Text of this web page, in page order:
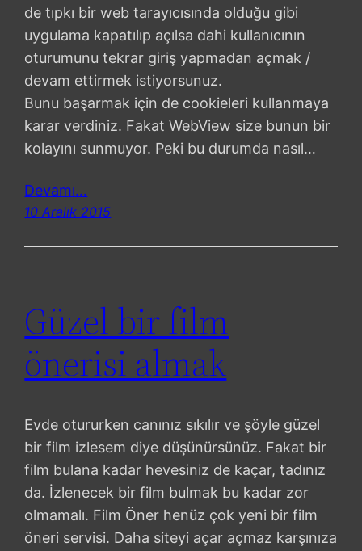
de tıpkı bir web tarayıcısında olduğu gibi
uygulama kapatılıp açılsa dahi kullanıcının
oturumunu tekrar giriş yapmadan açmak /
devam ettirmek istiyorsunuz.
Bunu başarmak için de cookieleri kullanmaya
karar verdiniz. Fakat WebView size bunun bir
kolayını sunmuyor. Peki bu durumda nasıl…
Devamı…
10 Aralık 2015
Güzel bir film
önerisi almak
Evde otururken canınız sıkılır ve şöyle güzel
bir film izlesem diye düşünürsünüz. Fakat bir
film bulana kadar hevesiniz de kaçar, tadınız
da. İzlenecek bir film bulmak bu kadar zor
olmamalı. Film Öner henüz çok yeni bir film
öneri servisi. Daha siteyi açar açmaz karşınıza